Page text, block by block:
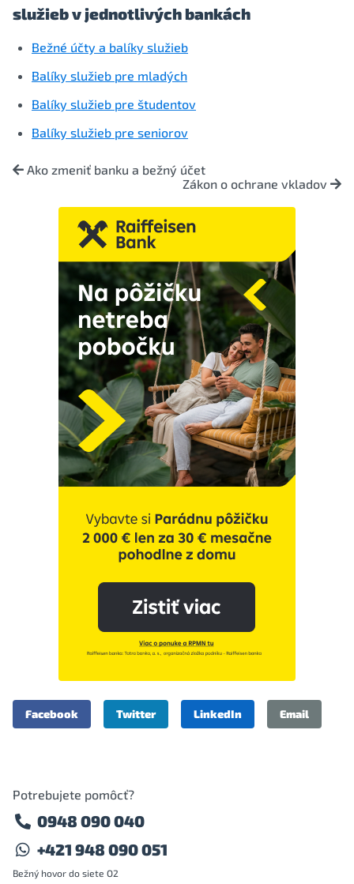
služieb v jednotlivých bankách
Bežné účty a balíky služieb
Balíky služieb pre mladých
Balíky služieb pre študentov
Balíky služieb pre seniorov
Ako zmeniť banku a bežný účet
Zákon o ochrane vkladov
Facebook Twitter LinkedIn Email
Potrebujete pomôcť?
0948 090 040
+421 948 090 051
Bežný hovor do siete O2